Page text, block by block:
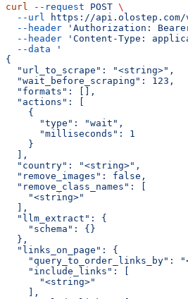
curl --request POST \
  --url
https://api.olostep.com/
  --header
'Authorization:
  --header
'Content-Type:
  --data
'
{
  "url_to_scrape": "<string>",
  "wait_before_scraping": 123,
  "formats": [],
  "actions": [
    {
      "type": "wait",
      "milliseconds": 1
    }
  ],
  "country": "<string>",
  "remove_images": false,
  "remove_class_names": [
    "<string>"
  ],
  "llm_extract": {
    "schema": {}
  },
  "links_on_page": {
"query_to_order_links_by":
    "include_links": [
      "<string>"
    ],